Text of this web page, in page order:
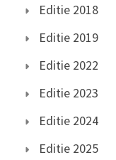
Editie 2018
Editie 2019
Editie 2022
Editie 2023
Editie 2024
Editie 2025